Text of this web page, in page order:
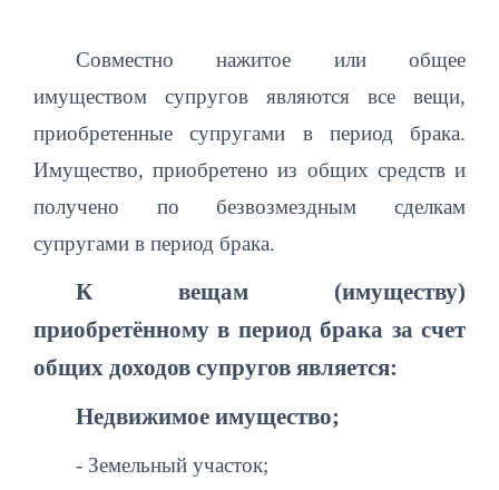
Совместно нажитое или общее
имуществом супругов являются все вещи,
приобретенные супругами в период брака.
Имущество, приобретено из общих средств и
получено по безвозмездным сделкам
супругами в период брака.
К вещам (имуществу)
приобретённому в период брака за счет
общих доходов супругов является:
Недвижимое имущество;
- Земельный участок;